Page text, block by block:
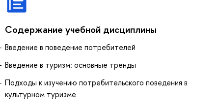
Содержание учебной дисциплины
Введение в поведение потребителей
Введение в туризм: основные тренды
Подходы к изучению потребительского поведения в
культурном туризме